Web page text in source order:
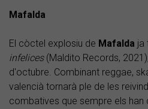
Mafalda
El còctel explosiu de Mafalda ja
infelices (Maldito Records,
d'octubre. Combinant reggae,
valencià tornarà ple de les
combatives que sempre els han